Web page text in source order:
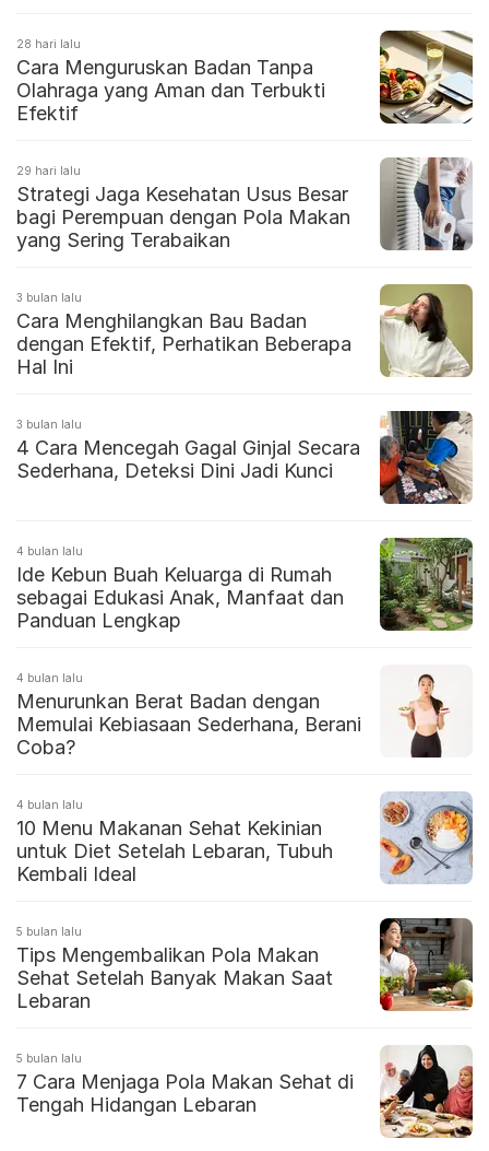
28 hari lalu
Cara Menguruskan Badan Tanpa
Olahraga yang Aman dan Terbukti
Efektif
29 hari lalu
Strategi Jaga Kesehatan Usus Besar
bagi Perempuan dengan Pola Makan
yang Sering Terabaikan
3 bulan lalu
Cara Menghilangkan Bau Badan
dengan Efektif, Perhatikan Beberapa
Hal Ini
3 bulan lalu
4 Cara Mencegah Gagal Ginjal Secara
Sederhana, Deteksi Dini Jadi Kunci
4 bulan lalu
Ide Kebun Buah Keluarga di Rumah
sebagai Edukasi Anak, Manfaat dan
Panduan Lengkap
4 bulan lalu
Menurunkan Berat Badan dengan
Memulai Kebiasaan Sederhana, Berani
Coba?
4 bulan lalu
10 Menu Makanan Sehat Kekinian
untuk Diet Setelah Lebaran, Tubuh
Kembali Ideal
5 bulan lalu
Tips Mengembalikan Pola Makan
Sehat Setelah Banyak Makan Saat
Lebaran
5 bulan lalu
7 Cara Menjaga Pola Makan Sehat di
Tengah Hidangan Lebaran